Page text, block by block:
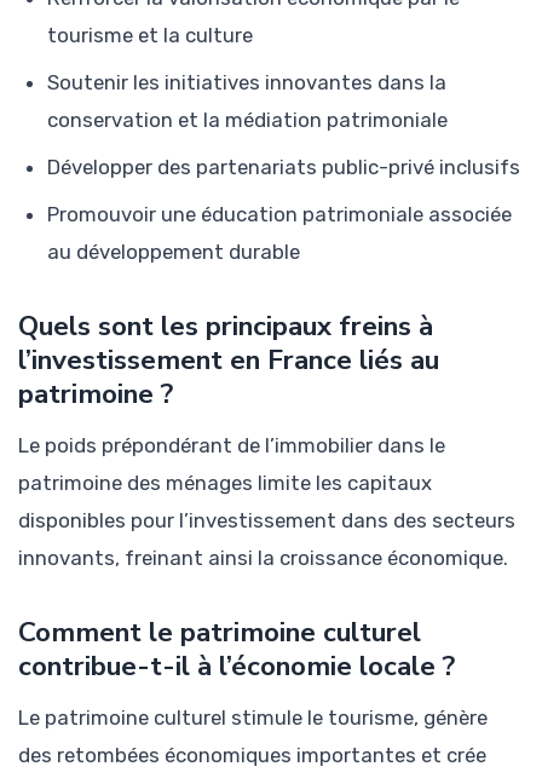
tourisme et la culture
Soutenir les initiatives innovantes dans la
conservation et la médiation patrimoniale
Développer des partenariats public-privé inclusifs
Promouvoir une éducation patrimoniale associée
au développement durable
Quels sont les principaux freins à
l’investissement en France liés au
patrimoine ?
Le poids prépondérant de l’immobilier dans le
patrimoine des ménages limite les capitaux
disponibles pour l’investissement dans des secteurs
innovants, freinant ainsi la croissance économique.
Comment le patrimoine culturel
contribue-t-il à l’économie locale ?
Le patrimoine culturel stimule le tourisme, génère
des retombées économiques importantes et crée